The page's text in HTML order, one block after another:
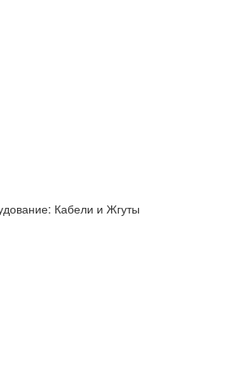
Кабели и Жгуты